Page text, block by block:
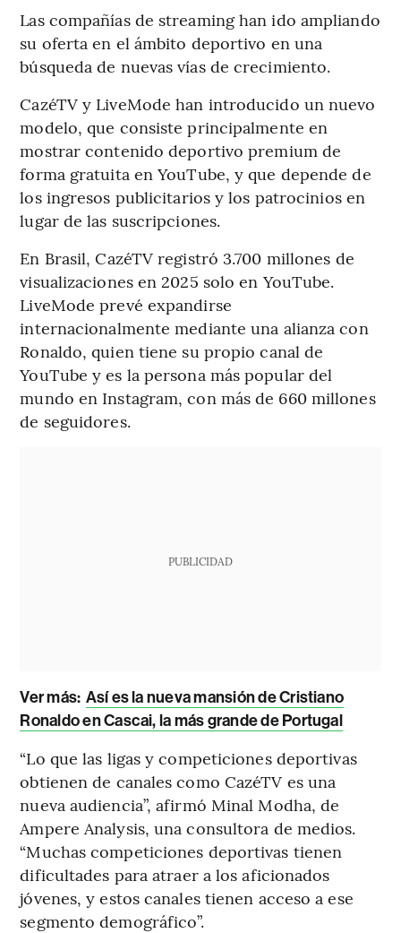
Las compañías de streaming han ido ampliando
su oferta en el ámbito deportivo en una
búsqueda de nuevas vías de crecimiento.
CazéTV y LiveMode han introducido un nuevo
modelo, que consiste principalmente en
mostrar contenido deportivo premium de
forma gratuita en YouTube, y que depende de
los ingresos publicitarios y los patrocinios en
lugar de las suscripciones.
En Brasil, CazéTV registró 3.700 millones de
visualizaciones en 2025 solo en YouTube.
LiveMode prevé expandirse
internacionalmente mediante una alianza con
Ronaldo, quien tiene su propio canal de
YouTube y es la persona más popular del
mundo en Instagram, con más de 660 millones
de seguidores.
PUBLICIDAD
Ver más: Así es la nueva mansión de Cristiano
Ronaldo en Cascai, la más grande de Portugal
“Lo que las ligas y competiciones deportivas
obtienen de canales como CazéTV es una
nueva audiencia”, afirmó Minal Modha, de
Ampere Analysis, una consultora de medios.
“Muchas competiciones deportivas tienen
dificultades para atraer a los aficionados
jóvenes, y estos canales tienen acceso a ese
segmento demográfico”.